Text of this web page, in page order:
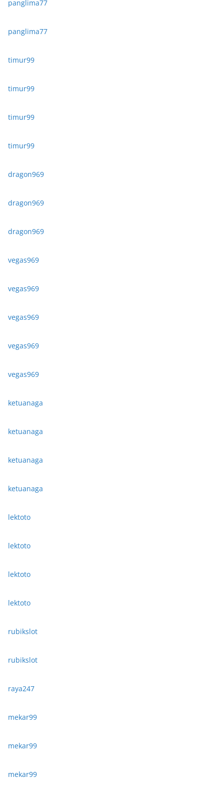
panglima77
panglima77
timur99
timur99
timur99
timur99
dragon969
dragon969
dragon969
vegas969
vegas969
vegas969
vegas969
vegas969
ketuanaga
ketuanaga
ketuanaga
ketuanaga
lektoto
lektoto
lektoto
lektoto
rubikslot
rubikslot
raya247
mekar99
mekar99
mekar99